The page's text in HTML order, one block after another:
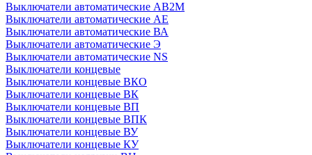
Выключатели автоматические АВ2М
Выключатели автоматические АЕ
Выключатели автоматические ВА
Выключатели автоматические Э
Выключатели автоматические NS
Выключатели концевые
Выключатели концевые ВКО
Выключатели концевые ВК
Выключатели концевые ВП
Выключатели концевые ВПК
Выключатели концевые ВУ
Выключатели концевые КУ